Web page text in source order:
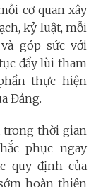
cơ quan xây
kỷ luật, mỗi
góp sức với
đẩy lùi tham
thực hiện
Đảng.
trong thời gian
phục ngay
quy định của
hoàn thiện